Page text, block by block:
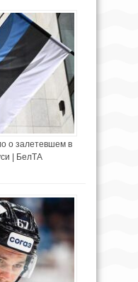
о залетевшем в
| БелТА